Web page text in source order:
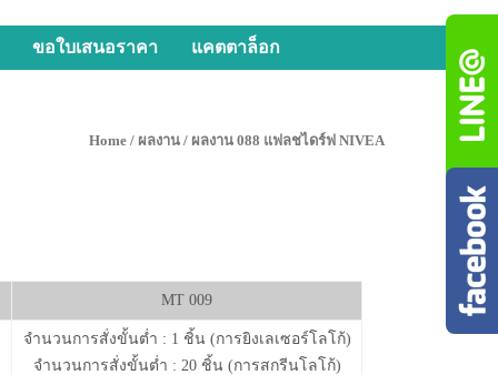
ขอใบเสนอราคา แคตตาล็อก
Home / ผลงาน / ผลงาน 088 แฟลชไดร์ฟ NIVEA
MT 009
จำนวนการสั่งขั้นต่ำ : 1 ชิ้น (การยิงเลเซอร์โลโก้)
จำนวนการสั่งขั้นต่ำ : 20 ชิ้น (การสกรีนโลโก้)